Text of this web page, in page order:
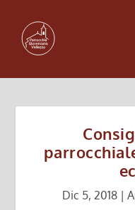
Dic 5, 2018|